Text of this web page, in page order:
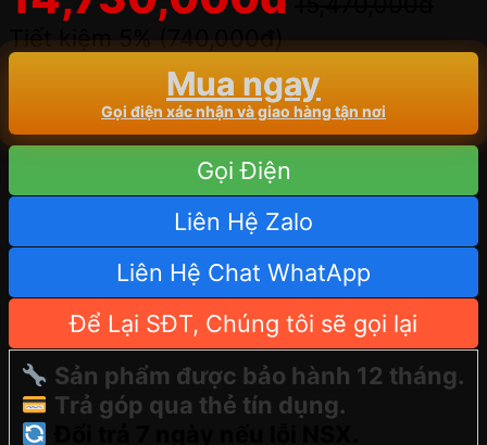
Tiết kiệm 5% (740,000đ)
Mua ngay
Gọi điện xác nhận và giao hàng tận nơi
Gọi Điện
Liên Hệ Zalo
Liên Hệ Chat WhatApp
Để Lại SĐT, Chúng tôi sẽ gọi lại
Sản phẩm được bảo hành 12 tháng.
Trả góp qua thẻ tín dụng.